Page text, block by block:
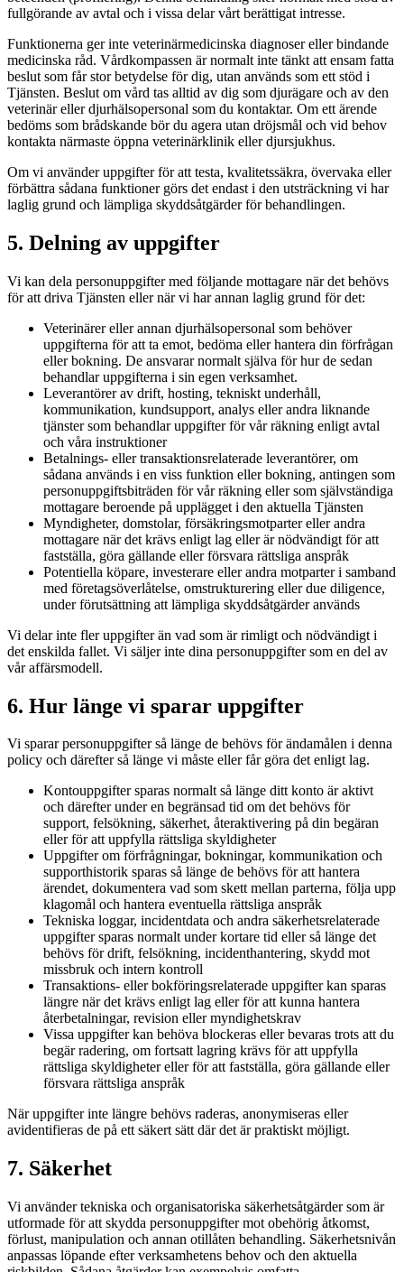
fullgörande av avtal och i vissa delar vårt berättigat intresse.
Funktionerna ger inte veterinärmedicinska diagnoser eller bindande
medicinska råd. Vårdkompassen är normalt inte tänkt att ensam fatta
beslut som får stor betydelse för dig, utan används som ett stöd i
Tjänsten. Beslut om vård tas alltid av dig som djurägare och av den
veterinär eller djurhälsopersonal som du kontaktar. Om ett ärende
bedöms som brådskande bör du agera utan dröjsmål och vid behov
kontakta närmaste öppna veterinärklinik eller djursjukhus.
Om vi använder uppgifter för att testa, kvalitetssäkra, övervaka eller
förbättra sådana funktioner görs det endast i den utsträckning vi har
laglig grund och lämpliga skyddsåtgärder för behandlingen.
5. Delning av uppgifter
Vi kan dela personuppgifter med följande mottagare när det behövs
för att driva Tjänsten eller när vi har annan laglig grund för det:
Veterinärer eller annan djurhälsopersonal som behöver
uppgifterna för att ta emot, bedöma eller hantera din förfrågan
eller bokning. De ansvarar normalt själva för hur de sedan
behandlar uppgifterna i sin egen verksamhet.
Leverantörer av drift, hosting, tekniskt underhåll,
kommunikation, kundsupport, analys eller andra liknande
tjänster som behandlar uppgifter för vår räkning enligt avtal
och våra instruktioner
Betalnings- eller transaktionsrelaterade leverantörer, om
sådana används i en viss funktion eller bokning, antingen som
personuppgiftsbiträden för vår räkning eller som självständiga
mottagare beroende på upplägget i den aktuella Tjänsten
Myndigheter, domstolar, försäkringsmotparter eller andra
mottagare när det krävs enligt lag eller är nödvändigt för att
fastställa, göra gällande eller försvara rättsliga anspråk
Potentiella köpare, investerare eller andra motparter i samband
med företagsöverlåtelse, omstrukturering eller due diligence,
under förutsättning att lämpliga skyddsåtgärder används
Vi delar inte fler uppgifter än vad som är rimligt och nödvändigt i
det enskilda fallet. Vi säljer inte dina personuppgifter som en del av
vår affärsmodell.
6. Hur länge vi sparar uppgifter
Vi sparar personuppgifter så länge de behövs för ändamålen i denna
policy och därefter så länge vi måste eller får göra det enligt lag.
Kontouppgifter sparas normalt så länge ditt konto är aktivt
och därefter under en begränsad tid om det behövs för
support, felsökning, säkerhet, återaktivering på din begäran
eller för att uppfylla rättsliga skyldigheter
Uppgifter om förfrågningar, bokningar, kommunikation och
supporthistorik sparas så länge de behövs för att hantera
ärendet, dokumentera vad som skett mellan parterna, följa upp
klagomål och hantera eventuella rättsliga anspråk
Tekniska loggar, incidentdata och andra säkerhetsrelaterade
uppgifter sparas normalt under kortare tid eller så länge det
behövs för drift, felsökning, incidenthantering, skydd mot
missbruk och intern kontroll
Transaktions- eller bokföringsrelaterade uppgifter kan sparas
längre när det krävs enligt lag eller för att kunna hantera
återbetalningar, revision eller myndighetskrav
Vissa uppgifter kan behöva blockeras eller bevaras trots att du
begär radering, om fortsatt lagring krävs för att uppfylla
rättsliga skyldigheter eller för att fastställa, göra gällande eller
försvara rättsliga anspråk
När uppgifter inte längre behövs raderas, anonymiseras eller
avidentifieras de på ett säkert sätt där det är praktiskt möjligt.
7. Säkerhet
Vi använder tekniska och organisatoriska säkerhetsåtgärder som är
utformade för att skydda personuppgifter mot obehörig åtkomst,
förlust, manipulation och annan otillåten behandling. Säkerhetsnivån
anpassas löpande efter verksamhetens behov och den aktuella